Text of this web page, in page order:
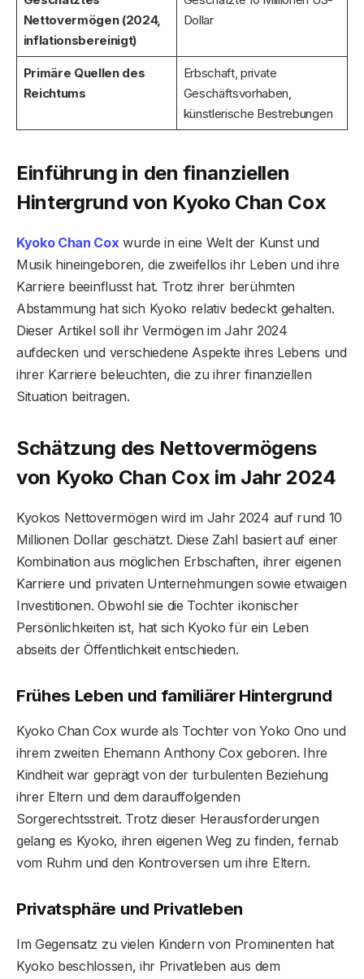
Nettovermögen (2024,
inflationsbereinigt)
Dollar
Primäre Quellen des
Reichtums
Erbschaft, private
Geschäftsvorhaben,
künstlerische Bestrebungen
Einführung in den finanziellen
Hintergrund von Kyoko Chan Cox
Kyoko Chan Cox wurde in eine Welt der Kunst und
Musik hineingeboren, die zweifellos ihr Leben und ihre
Karriere beeinflusst hat. Trotz ihrer berühmten
Abstammung hat sich Kyoko relativ bedeckt gehalten.
Dieser Artikel soll ihr Vermögen im Jahr 2024
aufdecken und verschiedene Aspekte ihres Lebens und
ihrer Karriere beleuchten, die zu ihrer finanziellen
Situation beitragen.
Schätzung des Nettovermögens
von Kyoko Chan Cox im Jahr 2024
Kyokos Nettovermögen wird im Jahr 2024 auf rund 10
Millionen Dollar geschätzt. Diese Zahl basiert auf einer
Kombination aus möglichen Erbschaften, ihrer eigenen
Karriere und privaten Unternehmungen sowie etwaigen
Investitionen. Obwohl sie die Tochter ikonischer
Persönlichkeiten ist, hat sich Kyoko für ein Leben
abseits der Öffentlichkeit entschieden.
Frühes Leben und familiärer Hintergrund
Kyoko Chan Cox wurde als Tochter von Yoko Ono und
ihrem zweiten Ehemann Anthony Cox geboren. Ihre
Kindheit war geprägt von der turbulenten Beziehung
ihrer Eltern und dem darauffolgenden
Sorgerechtsstreit. Trotz dieser Herausforderungen
gelang es Kyoko, ihren eigenen Weg zu finden, fernab
vom Ruhm und den Kontroversen um ihre Eltern.
Privatsphäre und Privatleben
Im Gegensatz zu vielen Kindern von Prominenten hat
Kyoko beschlossen, ihr Privatleben aus dem